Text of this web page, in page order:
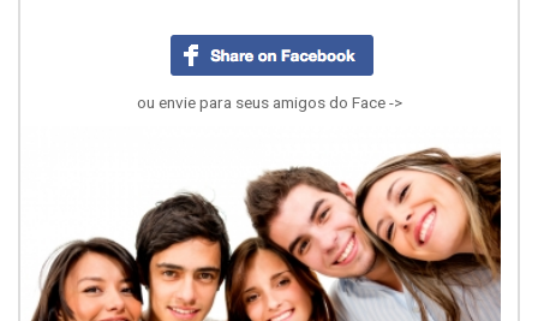
ou envie para seus amigos do Face ->